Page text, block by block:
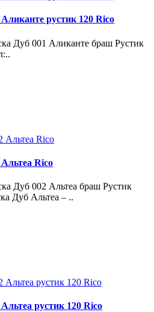
рустик 120 Rico
Дуб 001 Аликанте браш Рустик
Rico
Дуб 002 Альтеа браш Рустик
Дуб Альтеа – ..
рустик 120 Rico